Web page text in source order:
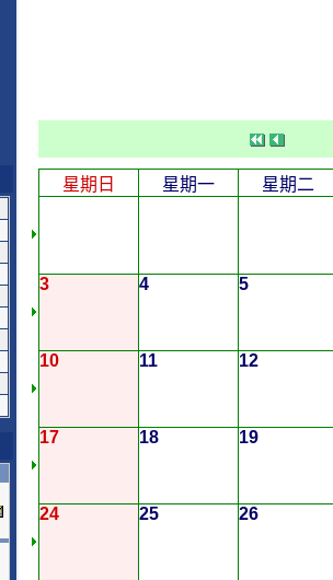
星期日 星期一 星期二
3 4 5
10 11 12
17 18 19
24 25 26